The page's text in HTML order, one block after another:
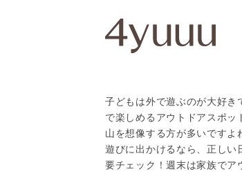
子どもは外で遊ぶのが大好
で楽しめるアウトドアスポ
山を想像する方が多いです
遊びに出かけるなら、正し
要チェック！週末は家族でア